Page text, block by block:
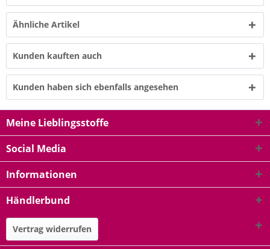
Ähnliche Artikel
Kunden kauften auch
Kunden haben sich ebenfalls angesehen
Meine Lieblingsstoffe
Social Media
Informationen
Händlerbund
Vertrag widerrufen